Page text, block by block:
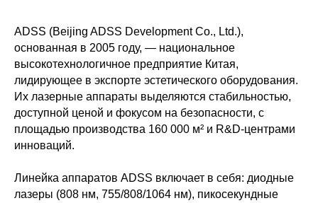
ADSS (Beijing ADSS Development Co., Ltd.),
основанная в 2005 году, — национальное
высокотехнологичное предприятие Китая,
лидирующее в экспорте эстетического оборудования.
Их лазерные аппараты выделяются стабильностью,
доступной ценой и фокусом на безопасности, с
площадью производства 160 000 м² и R&D-центрами
инноваций.
Линейка аппаратов ADSS включает в себя: диодные
лазеры (808 нм, 755/808/1064 нм), пикосекундные